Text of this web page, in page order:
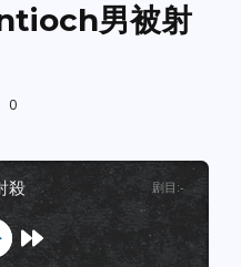
男被射
0
殺 剧目 :-